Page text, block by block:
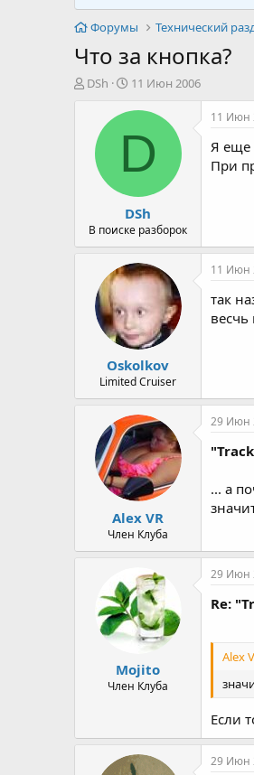
Форумы Технический
Что за кнопка?
А
DSh
Д
т
а
а
л
а
11 Июн 2006
D
DSh
В поиске разборок
11 Июн
Я еще
При
Oskolkov
Limited Cruiser
11 Июн
так
весчь
Alex VR
Член Клуба
29 Июн
... а
Mojito
Член Клуба
29 Июн
Re:
Alex
Если
29 Июн